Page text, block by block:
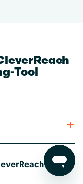
Tool